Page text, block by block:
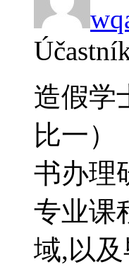
造假学
比一）
书办理
专业课
域,以